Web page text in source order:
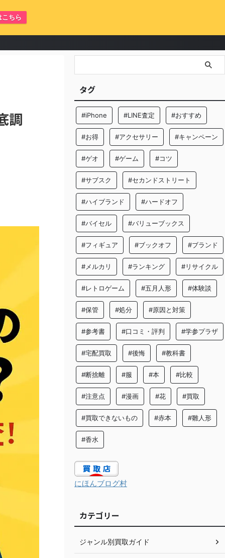
こちら
調
タグ
#iPhone #LINE査定 #おすすめ
#お得 #アクセサリー #キャンペーン
#ゲオ #ゲーム #コツ
#サブスク #セカンドストリート
#ハイブランド #ハードオフ
#バイセル #バリューブックス
#フィギュア #ブックオフ #ブランド
#メルカリ #ランキング #リサイクル
#レトロゲーム #五月人形 #体験談
#保管 #処分 #原因と対策
#参考書 #口コミ・評判 #学参プラザ
#宅配買取 #後悔 #教科書
#断捨離 #服 #本 #比較
#注意点 #漫画 #花 #買取
#買取できないもの #赤本 #雛人形
#香水
にほんブログ村
カテゴリー
ジャンル別買取ガイド